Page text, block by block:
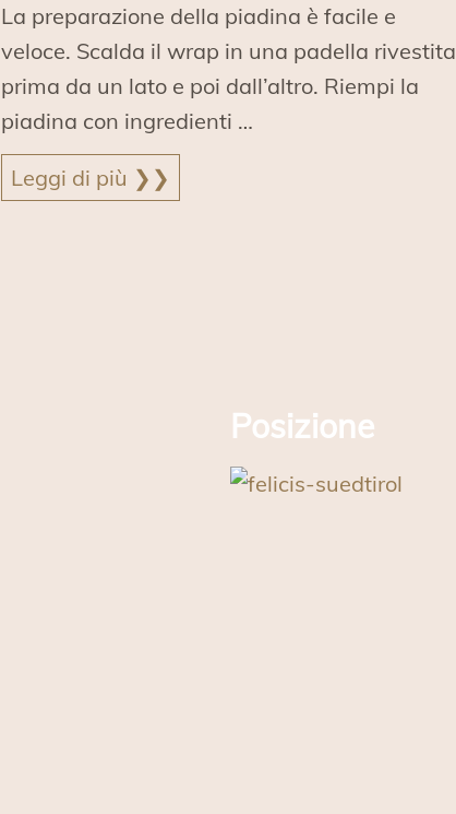
La preparazione della piadina è facile e
veloce. Scalda il wrap in una padella rivestita
prima da un lato e poi dall’altro. Riempi la
piadina con ingredienti …
Leggi di più ❯❯
Posizione